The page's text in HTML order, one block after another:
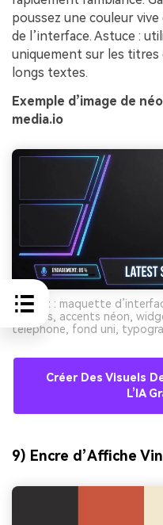
poussez une couleur
de l’interface. Astuce :
uniquement sur les
longs textes.
Exemple d’image de
media.io
Prompt : maquette
propres, accents néon,
téléphone, fond uni,
Créer Des Visuels
L’IA
9) Encre d’Affiche